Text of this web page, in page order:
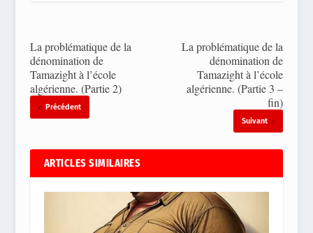
La problématique de la
dénomination de
Tamazight à l’école
algérienne. (Partie 2)
Précédent
La problématique de la
dénomination de
Tamazight à l’école
algérienne. (Partie 3 –
fin)
Suivant
ARTICLES SIMILAIRES